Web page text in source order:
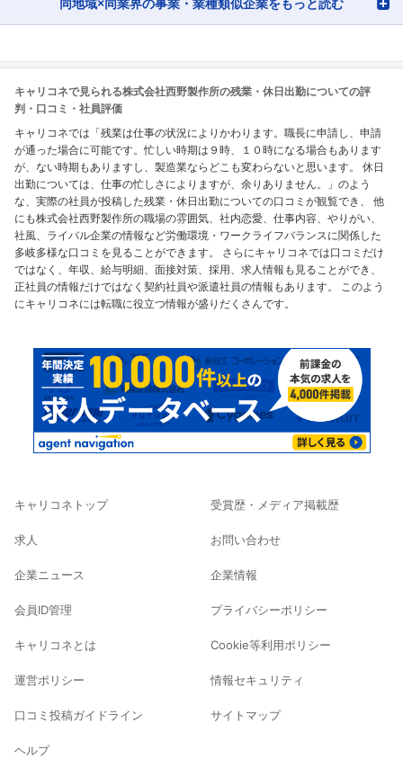
同地域×同業界の事業・業種類似企業をもっと読む
キャリコネで見られる株式会社西野製作所の残業・休日出勤についての評
判・口コミ・社員評価
キャリコネでは「残業は仕事の状況によりかわります。職長に申請し、申請
が通った場合に可能です。忙しい時期は９時、１０時になる場合もあります
が、ない時期もありますし、製造業ならどこも変わらないと思います。 休日
出勤については、仕事の忙しさによりますが、余りありません。」のよう
な、実際の社員が投稿した残業・休日出勤についての口コミが観覧でき、 他
にも株式会社西野製作所の職場の雰囲気、社内恋愛、仕事内容、やりがい、
社風、ライバル企業の情報など労働環境・ワークライフバランスに関係した
多岐多様な口コミを見ることができます。 さらにキャリコネでは口コミだけ
ではなく、年収、給与明細、面接対策、採用、求人情報も見ることができ、
正社員の情報だけではなく契約社員や派遣社員の情報もあります。 このよう
にキャリコネには転職に役立つ情報が盛りだくさんです。
キャリコネトップ
求人
企業ニュース
会員ID管理
キャリコネとは
運営ポリシー
口コミ投稿ガイドライン
ヘルプ
受賞歴・メディア掲載歴
お問い合わせ
企業情報
プライバシーポリシー
Cookie等利用ポリシー
情報セキュリティ
サイトマップ